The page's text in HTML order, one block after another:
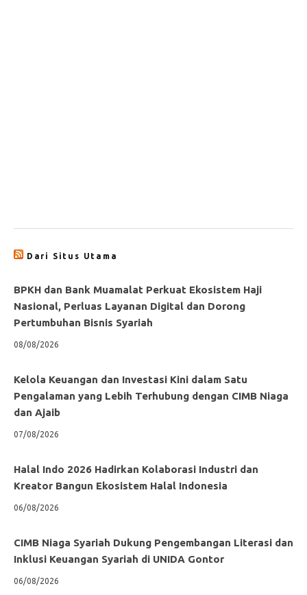
Dari Situs Utama
BPKH dan Bank Muamalat Perkuat Ekosistem Haji
Nasional, Perluas Layanan Digital dan Dorong
Pertumbuhan Bisnis Syariah
08/08/2026
Kelola Keuangan dan Investasi Kini dalam Satu
Pengalaman yang Lebih Terhubung dengan CIMB Niaga
dan Ajaib
07/08/2026
Halal Indo 2026 Hadirkan Kolaborasi Industri dan
Kreator Bangun Ekosistem Halal Indonesia
06/08/2026
CIMB Niaga Syariah Dukung Pengembangan Literasi dan
Inklusi Keuangan Syariah di UNIDA Gontor
06/08/2026